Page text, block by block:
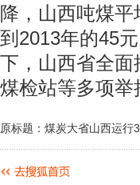
降，山西吨煤
到2013年的45
下，山西省全
煤检站等多项
原标题：煤炭大省山西运行